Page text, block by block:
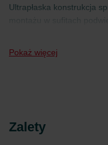
Ultrapłaska konstrukcja
Pokaż więcej
Zalety